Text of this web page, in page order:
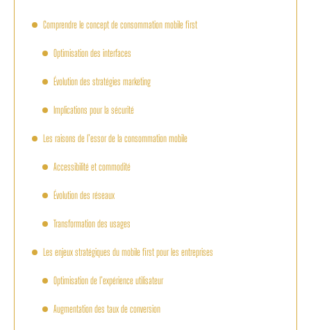
Comprendre le concept de consommation mobile first
Optimisation des interfaces
Évolution des stratégies marketing
Implications pour la sécurité
Les raisons de l’essor de la consommation mobile
Accessibilité et commodité
Évolution des réseaux
Transformation des usages
Les enjeux stratégiques du mobile first pour les entreprises
Optimisation de l’expérience utilisateur
Augmentation des taux de conversion